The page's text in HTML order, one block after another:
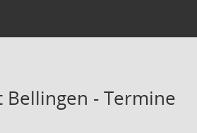
Bellingen - Termine